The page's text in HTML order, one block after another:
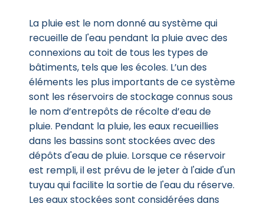
La pluie est le nom donné au système qui
recueille de l'eau pendant la pluie avec des
connexions au toit de tous les types de
bâtiments, tels que les écoles. L’un des
éléments les plus importants de ce système
sont les réservoirs de stockage connus sous
le nom d’entrepôts de récolte d’eau de
pluie. Pendant la pluie, les eaux recueillies
dans les bassins sont stockées avec des
dépôts d'eau de pluie. Lorsque ce réservoir
est rempli, il est prévu de le jeter à l'aide d'un
tuyau qui facilite la sortie de l'eau du réserve.
Les eaux stockées sont considérées dans